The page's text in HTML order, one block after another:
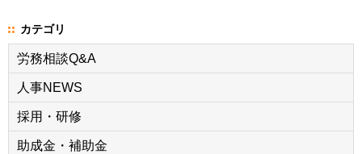
カテゴリ
労務相談Q&A
人事NEWS
採用・研修
助成金・補助金